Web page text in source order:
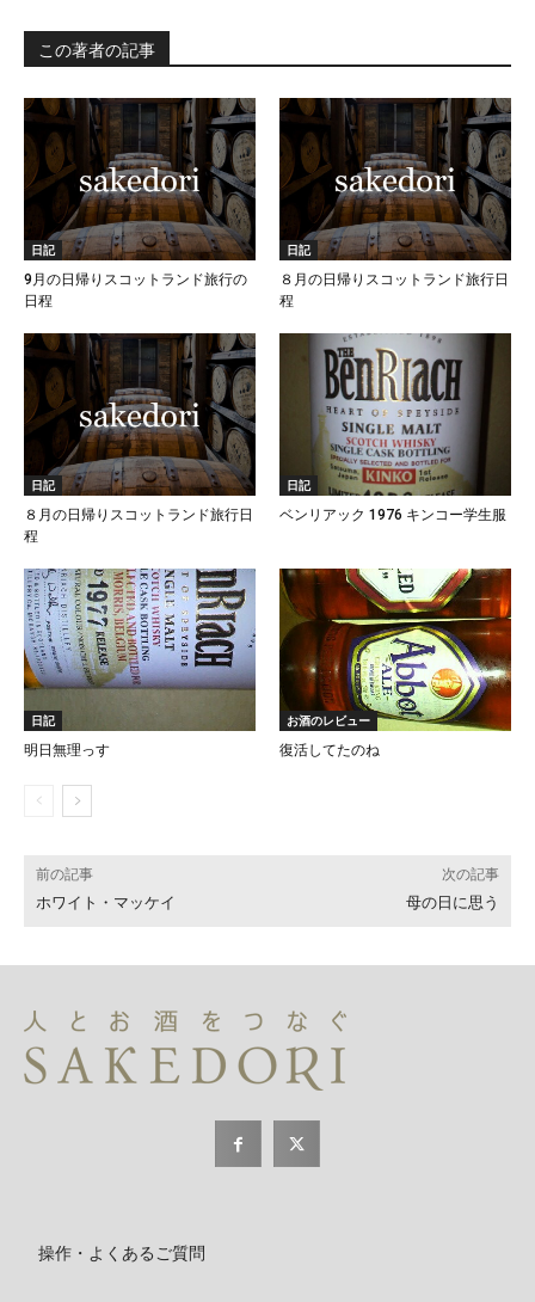
この著者の記事
日記
9月の日帰りスコットランド旅行の
日程
日記
８月の日帰りスコットランド旅行日
程
日記
８月の日帰りスコットランド旅行日
程
日記
ベンリアック 1976 キンコー学生服
日記
明日無理っす
お酒のレビュー
復活してたのね
前の記事
ホワイト・マッケイ
次の記事
母の日に思う
操作・よくあるご質問